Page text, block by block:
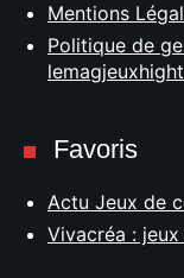
Mentions
Politique de
Favoris
Actu Jeux de
Vivacréa :